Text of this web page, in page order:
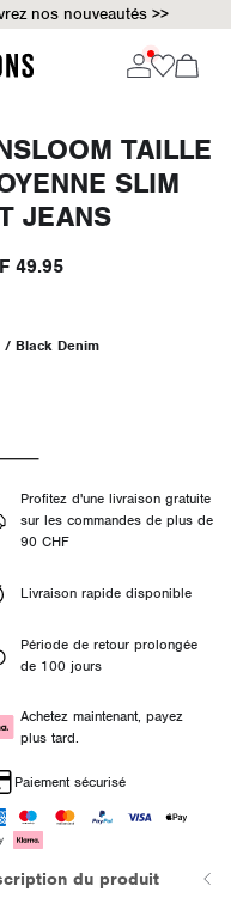
nos nouveautés >>
TAILLE
SLIM
JEANS
49.95
/ Black Denim
Profitez d'une livraison gratuite
sur les commandes de plus de
90 CHF
Livraison rapide disponible
Période de retour prolongée
de 100 jours
Achetez maintenant, payez
plus tard.
Paiement sécurisé
du produit